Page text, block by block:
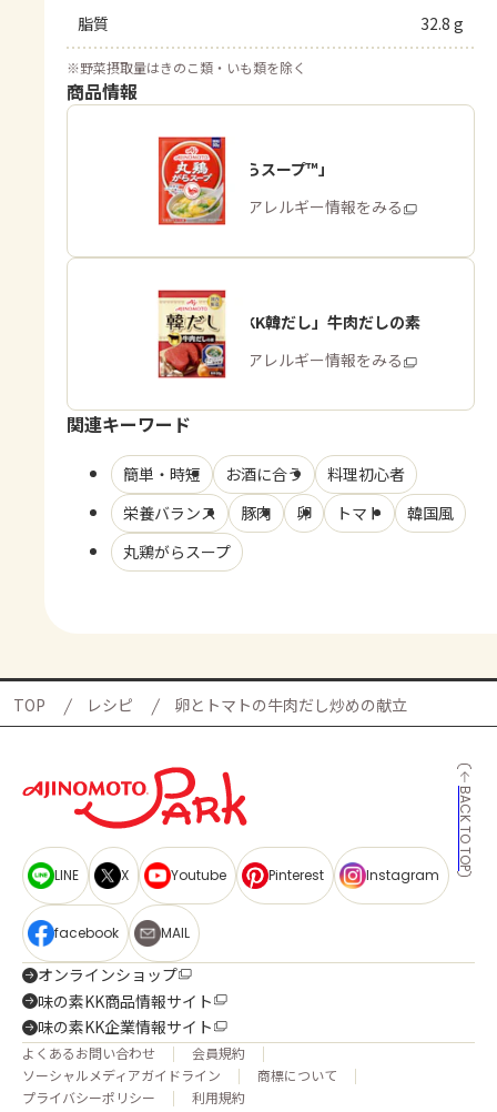
脂質 32.8 g
※野菜摂取量はきのこ類・いも類を除く
商品情報
「丸鶏がらスープ™」
商品・アレルギー情報をみる
「味の素KK韓だし」牛肉だしの素
商品・アレルギー情報をみる
関連キーワード
簡単・時短 お酒に合う
料理初心者
栄養バランス
豚肉 卵 トマト
韓国風
丸鶏がらスープ
TOP レシピ 卵とトマトの牛肉だし炒めの献立
BACK TO TOP
LINE X Youtube Pinterest Instagram
facebook MAIL
オンラインショップ
味の素KK商品情報サイト
味の素KK企業情報サイト
よくあるお問い合わせ
会員規約
ソーシャルメディアガイドライン
商標について
プライバシーポリシー
利用規約